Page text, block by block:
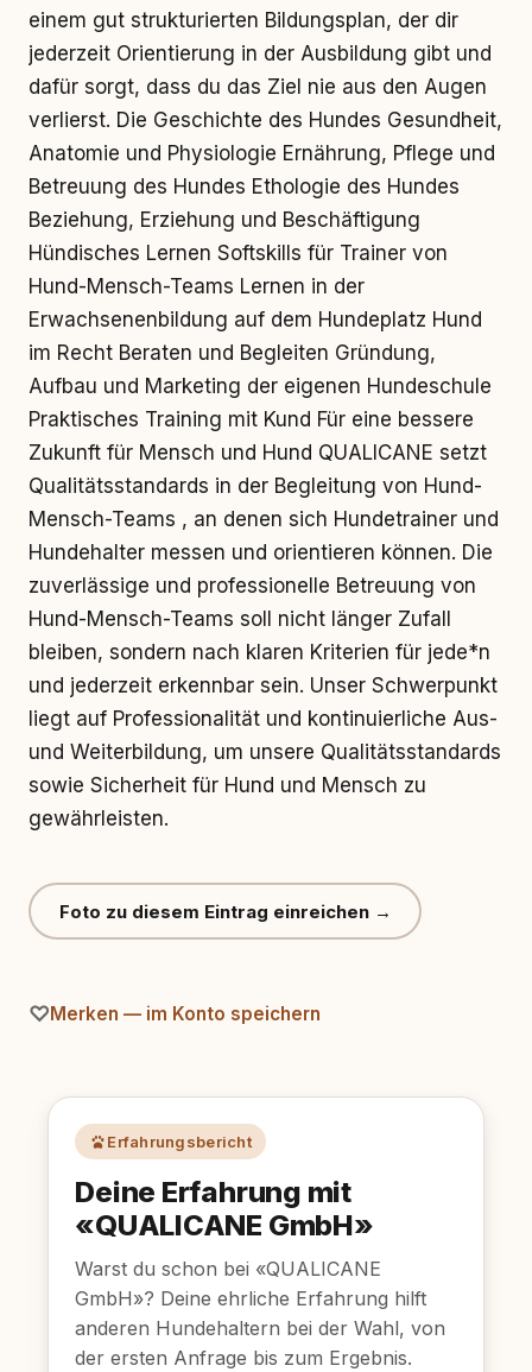
einem gut strukturierten Bildungsplan, der dir
jederzeit Orientierung in der Ausbildung gibt und
dafür sorgt, dass du das Ziel nie aus den Augen
verlierst. Die Geschichte des Hundes Gesundheit,
Anatomie und Physiologie Ernährung, Pflege und
Betreuung des Hundes Ethologie des Hundes
Beziehung, Erziehung und Beschäftigung
Hündisches Lernen Softskills für Trainer von
Hund-Mensch-Teams Lernen in der
Erwachsenenbildung auf dem Hundeplatz Hund
im Recht Beraten und Begleiten Gründung,
Aufbau und Marketing der eigenen Hundeschule
Praktisches Training mit Kund Für eine bessere
Zukunft für Mensch und Hund QUALICANE setzt
Qualitätsstandards in der Begleitung von Hund-
Mensch-Teams , an denen sich Hundetrainer und
Hundehalter messen und orientieren können. Die
zuverlässige und professionelle Betreuung von
Hund-Mensch-Teams soll nicht länger Zufall
bleiben, sondern nach klaren Kriterien für jede*n
und jederzeit erkennbar sein. Unser Schwerpunkt
liegt auf Professionalität und kontinuierliche Aus-
und Weiterbildung, um unsere Qualitätsstandards
sowie Sicherheit für Hund und Mensch zu
gewährleisten.
Foto zu diesem Eintrag einreichen →
Merken — im Konto speichern
Erfahrungsbericht
Deine Erfahrung mit
«QUALICANE GmbH»
Warst du schon bei «QUALICANE
GmbH»? Deine ehrliche Erfahrung hilft
anderen Hundehaltern bei der Wahl, von
der ersten Anfrage bis zum Ergebnis.